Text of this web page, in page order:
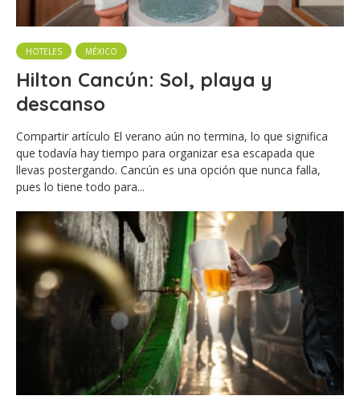
HOTELES MÉXICO
Hilton Cancún: Sol, playa y
descanso
Compartir artículo El verano aún no termina, lo que significa
que todavía hay tiempo para organizar esa escapada que
llevas postergando. Cancún es una opción que nunca falla,
pues lo tiene todo para...